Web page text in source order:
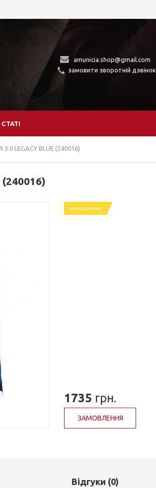
amunicia.shop@gmail.com
замовити зворотній дзвінок
СТАТІ
LEGACY BLUE (240016)
замовлення
1735 грн.
ЗАМОВЛЕННЯ
Відгуки (0)